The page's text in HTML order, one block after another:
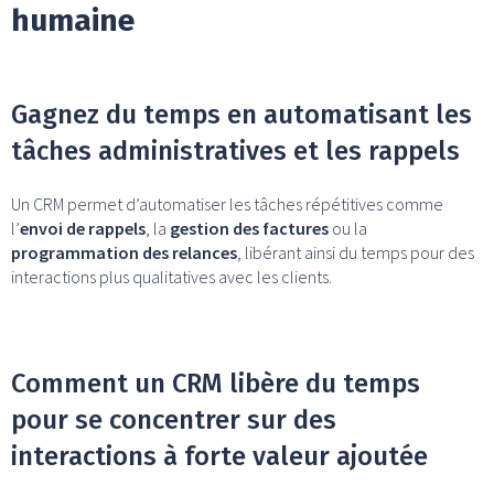
humaine
Gagnez du temps en automatisant les
tâches administratives et les rappels
Un CRM permet d’automatiser les tâches répétitives comme
l’envoi de rappels , la gestion des factures ou la
programmation des relances , libérant ainsi du temps pour des
interactions plus qualitatives avec les clients.
Comment un CRM libère du temps
pour se concentrer sur des
interactions à forte valeur ajoutée